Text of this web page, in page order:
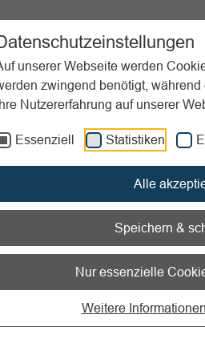
unserer Webseite werden
zwingend benötigt,
Nutzererfahrung auf unserer
Essenziell Statistiken
Alle
Speichern &
Nur essenzielle
Weitere
Sportpraxis Aktuelles
Facebook löschen,
zum Readspeaker öffnen
oder
Ihre